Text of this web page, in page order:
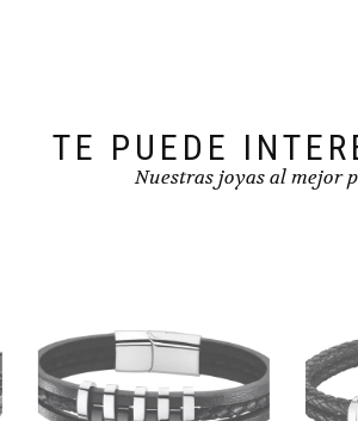
TE PUEDE
Nuestras joyas al mejor